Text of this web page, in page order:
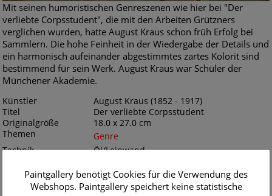
Mit seinen humoristischen Genreszenen wie hier bei "Der
verliebte Corpsstudent", die mit den Arbeiten Grützners
verglichen wurden, hatte August Kraus schon früh Erfolg bei
Sammlern. Die hohe Feinheit in der Wiedergabe der Details und
ein harmonisch aufeinander abgestimmtes zartes Kolorit sind
bestimmend für sein Werk. August Kraus war Schüler der
Münchener Akademie.
Künstler
August Kraus (1852 - 1917)
Titel
Der verliebte Corpsstudent
Originalgröße
18.0 x 27.0 cm
Themen
Genre
Technik
Öl/Leinwand
Zur Bestellung
Paintgallery benötigt Cookies für die Verwendung des
Webshops. Paintgallery speichert keine statistische